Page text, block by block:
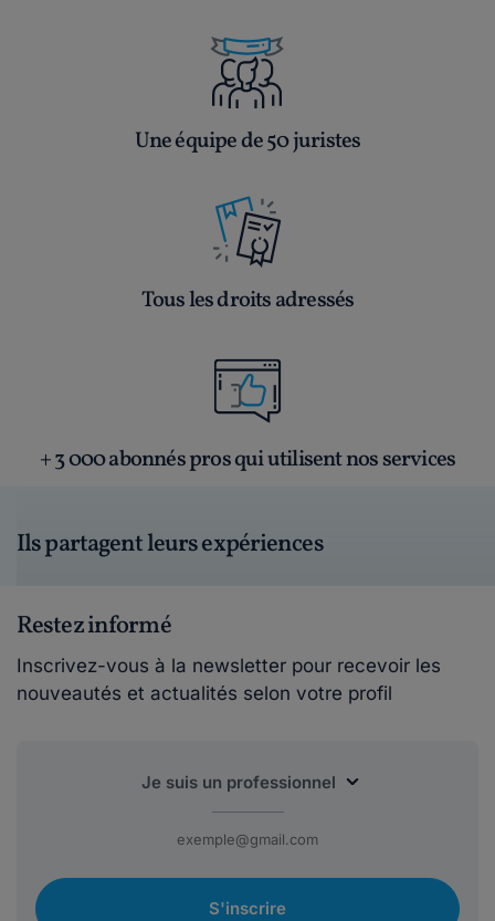
Une équipe de 50 juristes
Tous les droits adressés
+ 3 000 abonnés pros qui utilisent nos services
Ils partagent leurs expériences
Restez informé
Inscrivez-vous à la newsletter pour recevoir les
nouveautés et actualités selon votre profil
S'inscrire